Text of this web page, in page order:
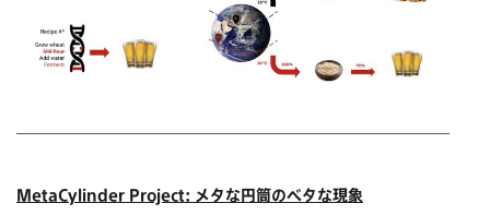
MetaCylinder Project: メタな円筒のベタな現象